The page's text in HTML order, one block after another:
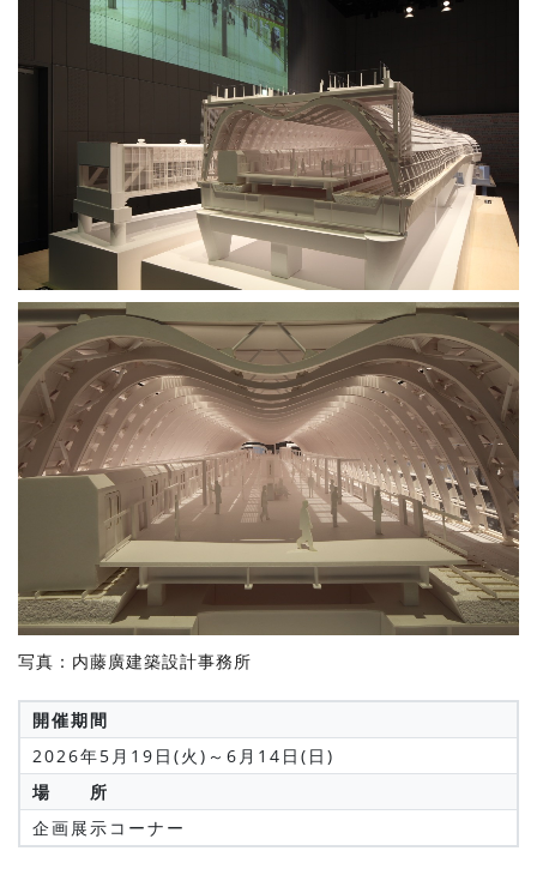
写真：内藤廣建築設計事務所
開催期間
2026年5月19日(火)～6月14日(日)
場 所
企画展示コーナー